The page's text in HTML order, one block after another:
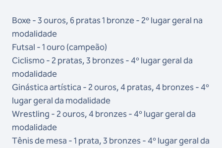
Boxe - 3 ouros, 6 pratas 1 bronze - 2º lugar geral na
modalidade
Futsal - 1 ouro (campeão)
Ciclismo - 2 pratas, 3 bronzes - 4º lugar geral da
modalidade
Ginástica artística - 2 ouros, 4 pratas, 4 bronzes - 4º
lugar geral da modalidade
Wrestling - 2 ouros, 4 bronzes - 4º lugar geral da
modalidade
Tênis de mesa - 1 prata, 3 bronzes - 4º lugar geral da